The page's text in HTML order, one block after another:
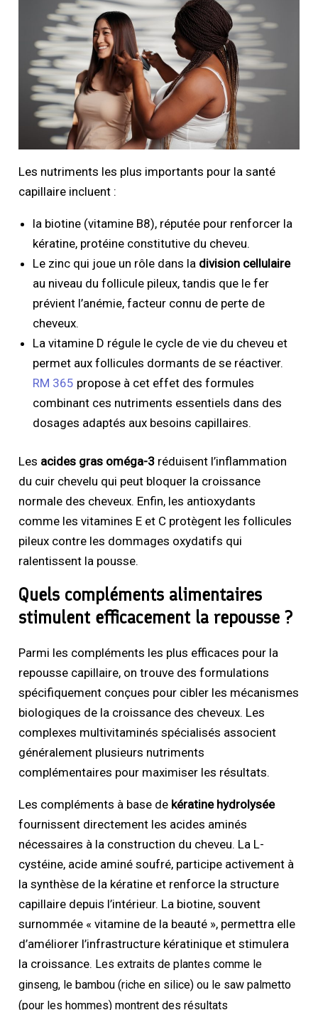
Les nutriments les plus importants pour la santé
capillaire incluent :
la biotine (vitamine B8), réputée pour renforcer la
kératine, protéine constitutive du cheveu.
Le zinc qui joue un rôle dans la division cellulaire
au niveau du follicule pileux, tandis que le fer
prévient l’anémie, facteur connu de perte de
cheveux.
La vitamine D régule le cycle de vie du cheveu et
permet aux follicules dormants de se réactiver.
RM 365 propose à cet effet des formules
combinant ces nutriments essentiels dans des
dosages adaptés aux besoins capillaires.
Les acides gras oméga-3 réduisent l’inflammation
du cuir chevelu qui peut bloquer la croissance
normale des cheveux. Enfin, les antioxydants
comme les vitamines E et C protègent les follicules
pileux contre les dommages oxydatifs qui
ralentissent la pousse.
Quels compléments alimentaires
stimulent efficacement la repousse ?
Parmi les compléments les plus efficaces pour la
repousse capillaire, on trouve des formulations
spécifiquement conçues pour cibler les mécanismes
biologiques de la croissance des cheveux. Les
complexes multivitaminés spécialisés associent
généralement plusieurs nutriments
complémentaires pour maximiser les résultats.
Les compléments à base de kératine hydrolysée
fournissent directement les acides aminés
nécessaires à la construction du cheveu. La L-
cystéine, acide aminé soufré, participe activement à
la synthèse de la kératine et renforce la structure
capillaire depuis l’intérieur. La biotine, souvent
surnommée « vitamine de la beauté », permettra elle
d’améliorer l’infrastructure kératinique et stimulera
la croissance. Les extraits de plantes comme le
ginseng, le bambou (riche en silice) ou le saw palmetto
(pour les hommes) montrent des résultats